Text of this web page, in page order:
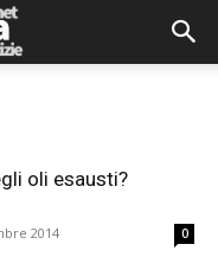
oli esausti?
2014 0